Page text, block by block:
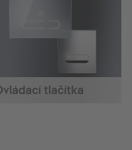
tlačítka